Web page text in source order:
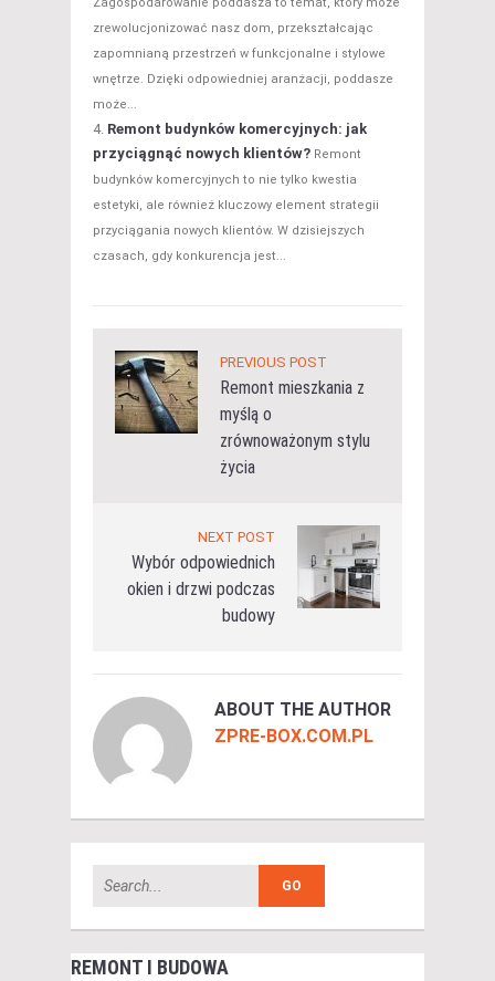
Zagospodarowanie poddasza to temat, który może
zrewolucjonizować nasz dom, przekształcając
zapomnianą przestrzeń w funkcjonalne i stylowe
wnętrze. Dzięki odpowiedniej aranżacji, poddasze
może...
Remont budynków komercyjnych: jak
przyciągnąć nowych klientów? Remont
budynków komercyjnych to nie tylko kwestia
estetyki, ale również kluczowy element strategii
przyciągania nowych klientów. W dzisiejszych
czasach, gdy konkurencja jest...
PREVIOUS POST
Remont mieszkania z
myślą o
zrównoważonym stylu
życia
NEXT POST
Wybór odpowiednich
okien i drzwi podczas
budowy
ABOUT THE AUTHOR
ZPRE-BOX.COM.PL
REMONT I BUDOWA